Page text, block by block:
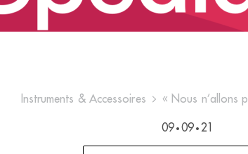
Instruments & Accessoires « Nous n’allons
09 • 09 • 21